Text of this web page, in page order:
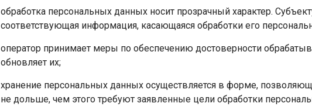
обработка персональных данных носит прозрачный характер.
соответствующая информация, касающаяся обработки его
оператор принимает меры по обеспечению достоверности
обновляет их;
хранение персональных данных осуществляется в форме,
не дольше, чем этого требуют заявленные цели обработки